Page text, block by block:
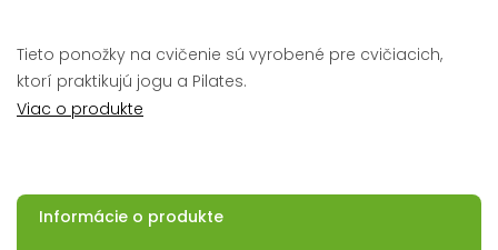
Tieto ponožky na cvičenie sú vyrobené pre cvičiacich,
ktorí praktikujú jogu a Pilates.
Viac o produkte
Informácie o produkte